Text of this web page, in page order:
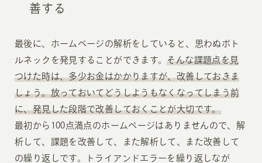
善する
最後に、ホームページの解析をしていると、思わぬボト
ルネックを発見することができます。そんな課題点を見
つけた時は、多少お金はかかりますが、改善しておきま
しょう。放っておいてどうしようもなくなってしまう前
に、発見した段階で改善しておくことが大切です。
最初から100点満点のホームページはありませんので、解
析して、課題を改善して、また解析して、また改善して
の繰り返しです。トライアンドエラーを繰り返しなが